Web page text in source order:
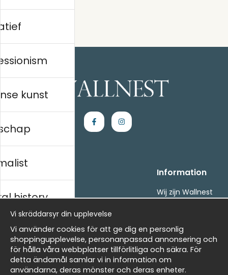
Kontakta oss
- Returer och återbetalningar
- Leverans - enkelt, snabbt &amp; gratis
Om cookies
Mina favoriter
Information
Wij zijn Wallnest
Nieuwsbrief
kunst
history
Vi skräddarsyr din upplevelse
Vi använder cookies för att ge dig en personlig
shoppingupplevelse, personanpassad annonsering och
för hålla våra webbplatser tillförlitliga och säkra. För
detta ändamål samlar vi in information om
användarna, deras mönster och deras enheter.